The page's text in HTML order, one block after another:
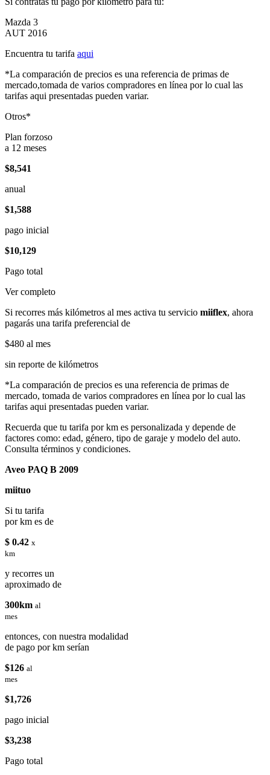
Mazda 3
AUT 2016
Encuentra tu tarifa aqui
*La comparación de precios es una referencia de primas de
mercado,tomada de varios compradores en línea por lo cual las
tarifas aqui presentadas pueden variar.
Otros*
Plan forzoso
a 12 meses
$8,541
anual
$1,588
pago inicial
$10,129
Pago total
Ver completo
Si recorres más kilómetros al mes activa tu servicio miiflex, ahora
pagarás una tarifa preferencial de
$480 al mes
sin reporte de kilómetros
*La comparación de precios es una referencia de primas de
mercado, tomada de varios compradores en línea por lo cual las
tarifas aqui presentadas pueden variar.
Recuerda que tu tarifa por km es personalizada y depende de
factores como: edad, género, tipo de garaje y modelo del auto.
Consulta términos y condiciones.
Aveo PAQ B 2009
miituo
Si tu tarifa
por km es de
$ 0.42 x
km
y recorres un
aproximado de
300km al
mes
entonces, con nuestra modalidad
de pago por km serían
$126 al
mes
$1,726
pago inicial
$3,238
Pago total